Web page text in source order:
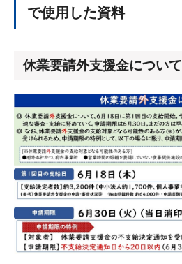
で使用した資料
休業要請外支援金について